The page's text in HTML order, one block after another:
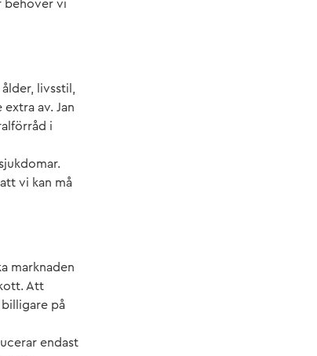
behöver vi
livsstil,
av. Jan
i
vi kan må
marknaden
Att
på
endast